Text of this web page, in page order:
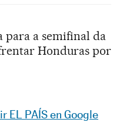
para a semifinal da
Honduras por
Twitter
Redes Sociales
EL PAÍS en Google